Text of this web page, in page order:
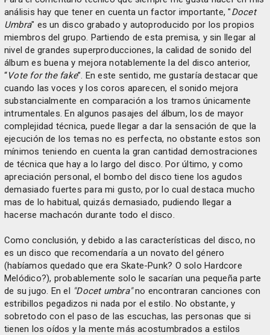
análisis hay que tener en cuenta un factor importante, "Docet
Umbra" es un disco grabado y autoproducido por los propios
miembros del grupo. Partiendo de esta premisa, y sin llegar al
nivel de grandes superproducciones, la calidad de sonido del
álbum es buena y mejora notablemente la del disco anterior,
“Vote for the fake”. En este sentido, me gustaría destacar que
cuando las voces y los coros aparecen, el sonido mejora
substancialmente en comparación a los tramos únicamente
intrumentales. En algunos pasajes del álbum, los de mayor
complejidad técnica, puede llegar a dar la sensación de que la
ejecución de los temas no es perfecta, no obstante estos son
mínimos teniendo en cuenta la gran cantidad demostraciones
de técnica que hay a lo largo del disco. Por último, y como
apreciación personal, el bombo del disco tiene los agudos
demasiado fuertes para mi gusto, por lo cual destaca mucho
mas de lo habitual, quizás demasiado, pudiendo llegar a
hacerse machacón durante todo el disco.
Como conclusión, y debido a las características del disco, no
es un disco que recomendaría a un novato del género
(habíamos quedado que era Skate-Punk? O solo Hardcore
Melódico?), probablemente solo le sacarían una pequeña parte
de su jugo. En el "Docet umbra"no encontraran canciones con
estribillos pegadizos ni nada por el estilo. No obstante, y
sobretodo con el paso de las escuchas, las personas que si
tienen los oídos y la mente más acostumbrados a estilos